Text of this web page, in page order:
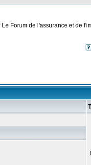
Forum de l'assurance et de